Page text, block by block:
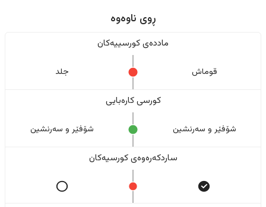
ڕوی ناوەوە
ماددەی کورسییەکان
قوماش جلد
کورسی کارەبایی
شۆفێر و سەرنشین شۆفێر و سەرنشین
ساردکەرەوەی کورسیەکان